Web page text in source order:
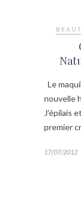
Le
nouvelle
J’épilais
premier
17/07/2012